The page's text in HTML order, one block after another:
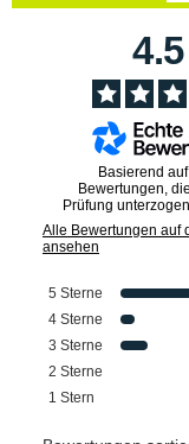
Basierend auf
Bewertungen,
Prüfung
Alle Bewertungen auf
ansehen
5 Sterne
4 Sterne
3 Sterne
2 Sterne
1 Stern